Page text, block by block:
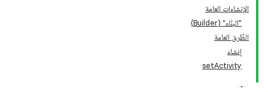
الإنشاءات العامة
"البنّاء" (Builder)
الطُرق العامة
إنشاء
setActivity